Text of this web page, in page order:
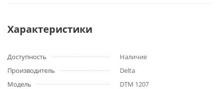
Характеристики
Доступность
Наличие
Производитель
Delta
Модель
DTM 1207